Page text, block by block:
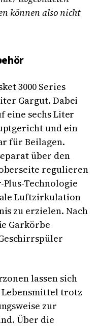
können also nicht
3000 Series
Gargut. Dabei
eine sechs Liter
und ein
für Beilagen.
über den
regulieren
Technologie
Luftzirkulation
zu erzielen. Nach
Garkörbe
lassen sich
Lebensmittel trotz
zur
Über die